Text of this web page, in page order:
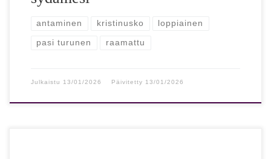
antaminen kristinusko loppiainen
pasi turunen raamattu
Julkaistu 13/01/2026 Päivitetty 13/01/2026